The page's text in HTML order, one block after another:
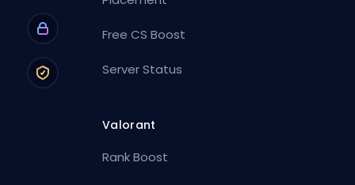
Free CS Boost
Server Status
Valorant
Rank Boost